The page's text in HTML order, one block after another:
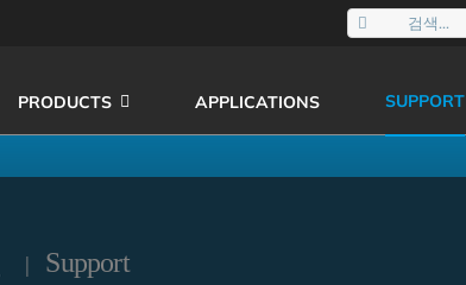
검
PRODUCTS APPLICATIONS SUPPORT
| Support